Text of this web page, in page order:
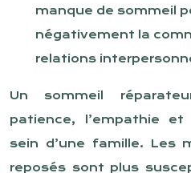
manque de sommeil
négativement la
relations
Un sommeil
patience, l’empathie
sein d’une famille. Les
reposés sont plus